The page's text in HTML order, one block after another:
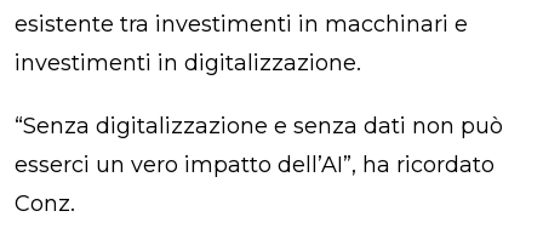
esistente tra investimenti in macchinari e
investimenti in digitalizzazione.
“Senza digitalizzazione e senza dati non può
esserci un vero impatto dell’AI”, ha ricordato
Conz.